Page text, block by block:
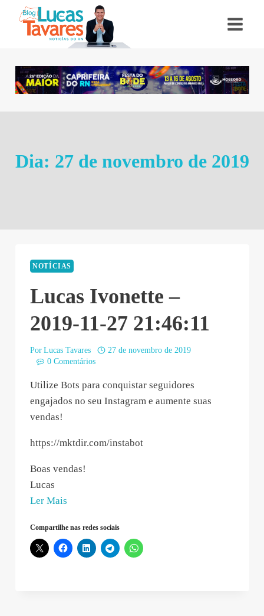
Dia: 27 de novembro de 2019
NOTÍCIAS
Lucas Ivonette –
2019-11-27 21:46:11
Por Lucas Tavares
27 de novembro de 2019
0 Comentários
Utilize Bots para conquistar seguidores
engajados no seu Instagram e aumente suas
vendas!
https://mktdir.com/instabot
Boas vendas!
Lucas
Ler Mais
–
2019-
Compartilhe nas redes sociais